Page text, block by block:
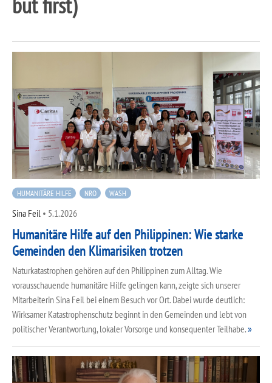
HUMANITÄRE HILFE NRO WASH
Sina Feil • 5.1.2026
Humanitäre Hilfe auf den Philippinen: Wie starke
Gemeinden den Klimarisiken trotzen
Naturkatastrophen gehören auf den Philippinen zum Alltag. Wie
vorausschauende humanitäre Hilfe gelingen kann, zeigte sich unserer
Mitarbeiterin Sina Feil bei einem Besuch vor Ort. Dabei wurde deutlich:
Wirksamer Katastrophenschutz beginnt in den Gemeinden und lebt von
politischer Verantwortung, lokaler Vorsorge und konsequenter Teilhabe.